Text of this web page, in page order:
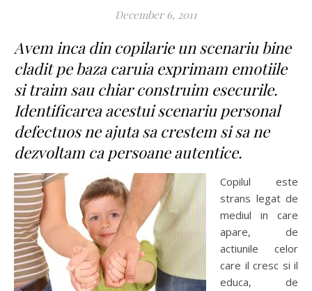
December 6, 2011
Avem inca din copilarie un scenariu bine
cladit pe baza caruia exprimam emotiile
si traim sau chiar construim esecurile.
Identificarea acestui scenariu personal
defectuos ne ajuta sa crestem si sa ne
dezvoltam ca persoane autentice.
Copilul este
strans legat de
mediul in care
apare, de
actiunile celor
care il cresc si il
educa, de